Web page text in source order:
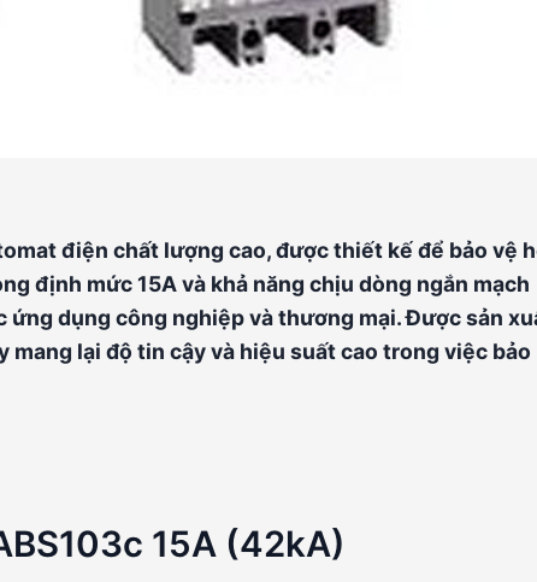
điện chất lượng cao, được thiết kế để bảo vệ
định mức 15A và khả năng chịu dòng ngắn mạch
ứng dụng công nghiệp và thương mại. Được sản
mang lại độ tin cậy và hiệu suất cao trong việc bảo
15A (42kA)